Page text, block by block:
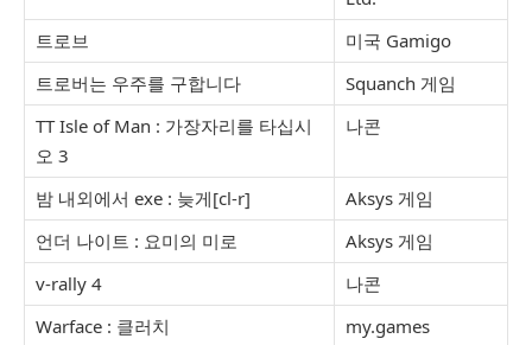
트로브
미국 Gamigo
트로버는 우주를 구합니다
Squanch 게임
TT Isle of Man : 가장자리를 타십시
오 3
나콘
밤 내외에서 exe : 늦게[cl-r]
Aksys 게임
언더 나이트 : 요미의 미로
Aksys 게임
v-rally 4
나콘
Warface : 클러치
my.games